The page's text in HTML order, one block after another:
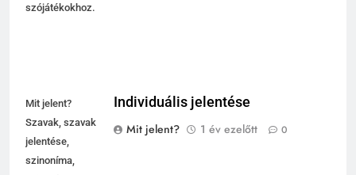
szójátékokhoz.
Mit jelent?
Szavak, szavak
jelentése,
szinoníma,
Individuális jelentése
Mit jelent?
1 év ezelőtt 0